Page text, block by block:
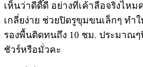
เห็นว่าดีดี๊ดี อย่างที่เค้าลือจริงไห
เกลี่ยง่าย ช่วยปิดรูขุมขนเล็กๆ ทำ
รองพื้นติดทนถึง 10 ชม. ประมาณๆ
ชัวร์หรือมั่วคะ